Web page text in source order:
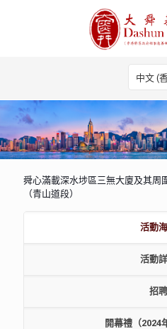
中文 (
舜心滿載深水埗區三無大廈及其周
（青山道段）
活動
活動
招聘
開幕禮（2024